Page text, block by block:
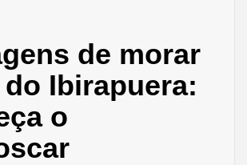
de morar
Ibirapuera:
o